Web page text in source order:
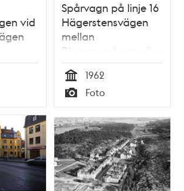
vid
Spårvagn på linje 16
Hägerstensvägen
mellan
Blommensbergsvägen
och Aspudden
Tid
1962
Typ
Foto